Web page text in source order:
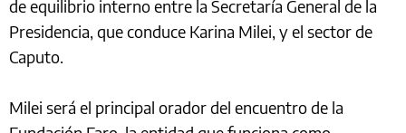
de equilibrio interno entre la Secretaría General de la
Presidencia, que conduce Karina Milei, y el sector de
Caputo.
Milei será el principal orador del encuentro de la